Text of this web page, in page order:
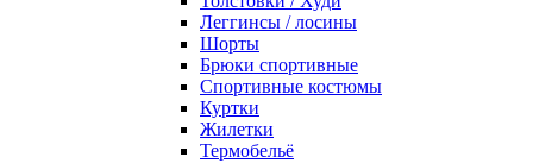
Леггинсы / лосины
Шорты
Брюки спортивные
Спортивные костюмы
Куртки
Жилетки
Термобельё